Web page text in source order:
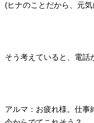
(ヒナのことだから、元
そう考えていると、電話
アルマ：お疲れ様。仕事